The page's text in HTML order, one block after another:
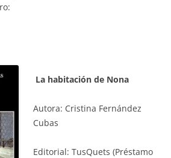
La habitación de Nona
Autora: Cristina Fernández
Cubas
Editorial: TusQuets (Préstamo